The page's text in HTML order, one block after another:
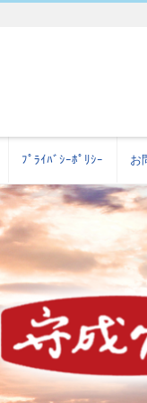
ﾌﾟﾗｲﾊﾞｼｰﾎﾟﾘｼｰ お